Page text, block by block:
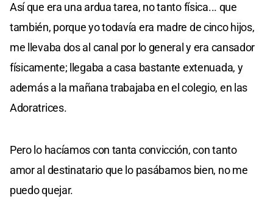
Así que era una ardua tarea, no tanto física... que
también, porque yo todavía era madre de cinco hijos,
me llevaba dos al canal por lo general y era cansador
físicamente; llegaba a casa bastante extenuada, y
además a la mañana trabajaba en el colegio, en las
Adoratrices.
Pero lo hacíamos con tanta convicción, con tanto
amor al destinatario que lo pasábamos bien, no me
puedo quejar.